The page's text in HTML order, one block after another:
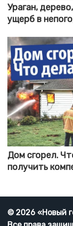
Ураган,
ущерб в
Дом сгорел.
получить
© 2026 «Новый